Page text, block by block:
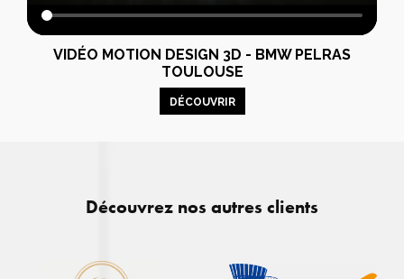
VIDÉO MOTION DESIGN 3D - BMW PELRAS
TOULOUSE
DÉCOUVRIR
Découvrez nos autres clients